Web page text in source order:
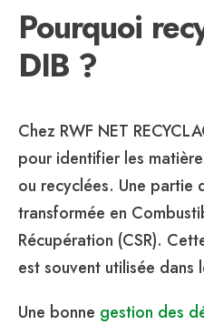
Pourquoi
DIB ?
Chez RWF NET
pour identifier les
ou recyclées. Une partie
transformée en
Récupération (CSR).
est souvent utilisée dans
Une bonne gestion des